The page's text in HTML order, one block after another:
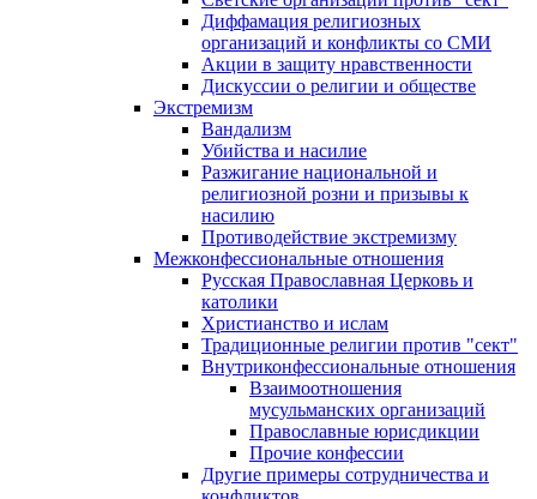
Диффамация религиозных
организаций и конфликты со СМИ
Акции в защиту нравственности
Дискуссии о религии и обществе
Экстремизм
Вандализм
Убийства и насилие
Разжигание национальной и
религиозной розни и призывы к
насилию
Противодействие экстремизму
Межконфессиональные отношения
Русская Православная Церковь и
католики
Христианство и ислам
Традиционные религии против "сект"
Внутриконфессиональные отношения
Взаимоотношения
мусульманских организаций
Православные юрисдикции
Прочие конфессии
Другие примеры сотрудничества и